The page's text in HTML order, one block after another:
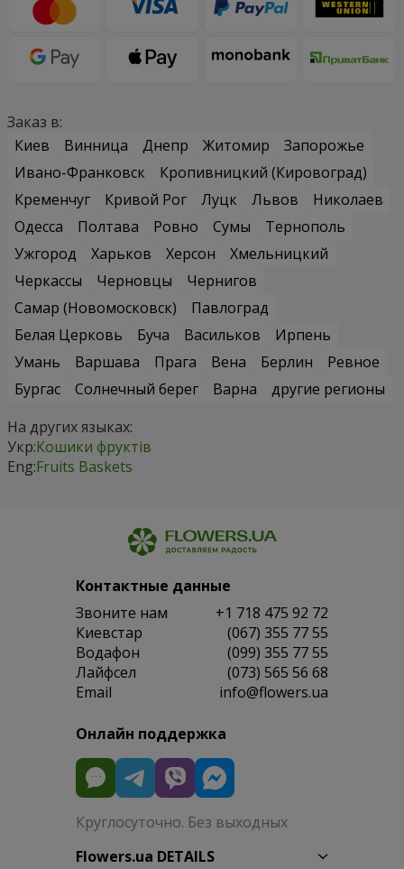
Заказ в:
Киев
Винница Днепр Житомир
Запорожье
Ивано-Франковск
Кропивницкий (Кировоград)
Кременчуг
Кривой Рог Луцк Львов
Николаев
Одесса
Полтава Ровно Сумы
Тернополь
Ужгород
Харьков Херсон
Хмельницкий
Черкассы
Черновцы
Чернигов
Самар (Новомосковск)
Павлоград
Белая Церковь
Буча Васильков
Ирпень
Умань
Варшава Прага Вена Берлин
Ревное
Бургас
Солнечный берег Варна
другие регионы
На других языках:
Укр:Кошики фруктів
Eng:Fruits Baskets
Контактные данные
Звоните нам
+1 718 475 92 72
Киевстар
(067) 355 77 55
Водафон
(099) 355 77 55
Лайфсел
(073) 565 56 68
Email
info@flowers.ua
Онлайн поддержка
Круглосуточно. Без выходных
Flowers.ua DETAILS